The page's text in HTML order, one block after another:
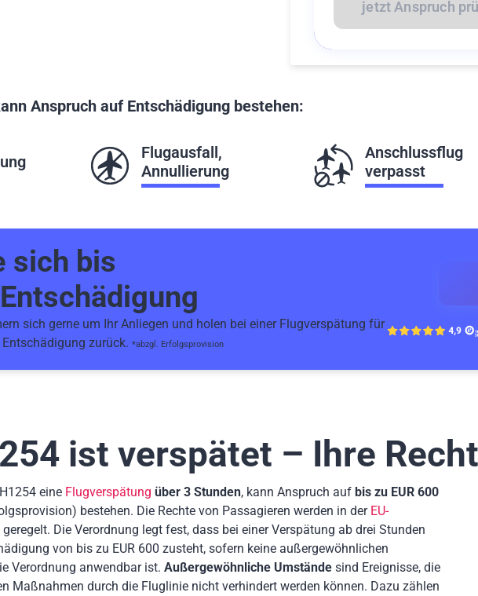
jetzt Anspruch
Anspruch auf Entschädigung bestehen:
Flugausfall,
Annullierung
Anschlussflug
verpasst
sich bis
Entschädigung
sich gerne um Ihr Anliegen und holen bei einer Flugverspätung für
zurück. *abzgl. Erfolgsprovision
ist verspätet – Ihre
eine Flugverspätung über 3 Stunden, kann Anspruch auf bis zu EUR 600
bestehen. Die Rechte von Passagieren werden in der EU-
geregelt. Die Verordnung legt fest, dass bei einer Verspätung ab drei Stunden
von bis zu EUR 600 zusteht, sofern keine außergewöhnlichen
Verordnung anwendbar ist. Außergewöhnliche Umstände sind Ereignisse, die
Maßnahmen durch die Fluglinie nicht verhindert werden können. Dazu zählen